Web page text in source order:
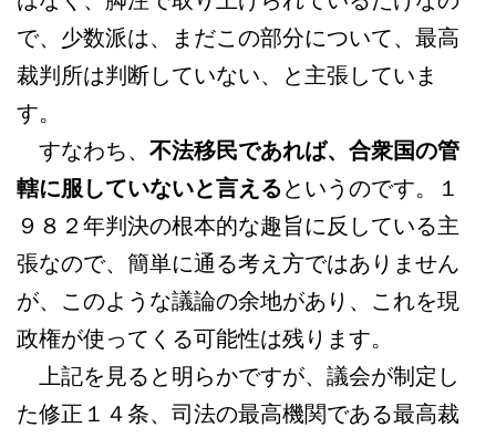
で、少数派は、まだこの部分について、最高
裁判所は判断していない、と主張していま
す。
すなわち、 不法移民であれば、合衆国の管
轄に服していないと言えるというのです。１
９８２年判決の根本的な趣旨に反している主
張なので、簡単に通る考え方ではありません
が、このような議論の余地があり、これを現
政権が使ってくる可能性は残ります。
上記を見ると明らかですが、議会が制定し
た修正１４条、司法の最高機関である最高裁